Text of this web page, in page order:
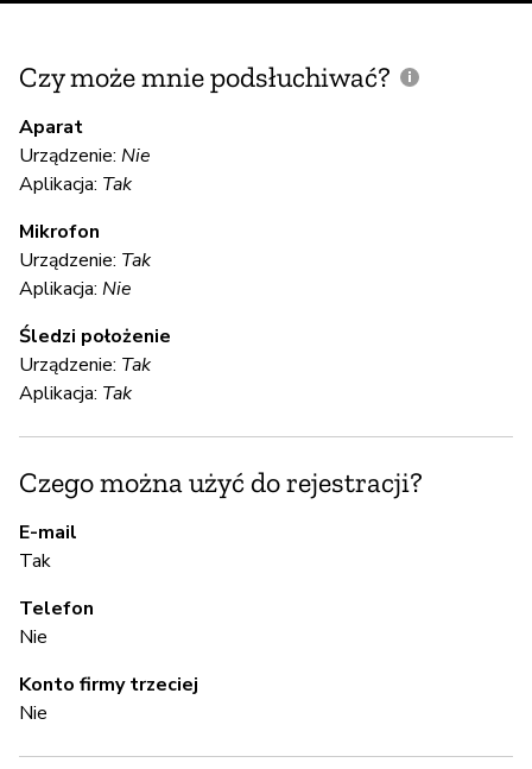
Czy może mnie podsłuchiwać?
Aparat
Urządzenie: Nie
Aplikacja: Tak
Mikrofon
Urządzenie: Tak
Aplikacja: Nie
Śledzi położenie
Urządzenie: Tak
Aplikacja: Tak
Czego można użyć do rejestracji?
E-mail
Tak
Telefon
Nie
Konto firmy trzeciej
Nie